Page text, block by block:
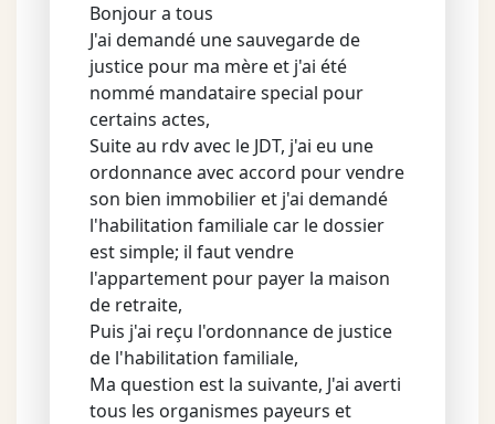
Bonjour a tous
J'ai demandé une sauvegarde de
justice pour ma mère et j'ai été
nommé mandataire special pour
certains actes,
Suite au rdv avec le JDT, j'ai eu une
ordonnance avec accord pour vendre
son bien immobilier et j'ai demandé
l'habilitation familiale car le dossier
est simple; il faut vendre
l'appartement pour payer la maison
de retraite,
Puis j'ai reçu l'ordonnance de justice
de l'habilitation familiale,
Ma question est la suivante, J'ai averti
tous les organismes payeurs et